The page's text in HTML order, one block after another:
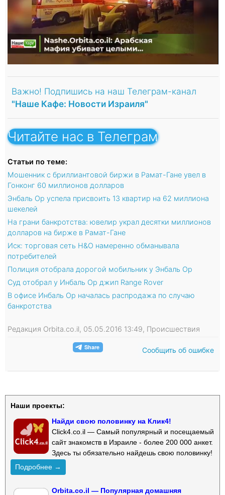
Важно! Подпишись на наш Телеграм-канал
"Наше Кафе: Новости Израиля"
Читайте нас в Телеграм
Статьи по теме:
Мошенник с бриллиантовой биржи в Рамат-Гане увел в
Гонконг 60 миллионов долларов
Энбаль Ор успела присвоить 13 квартир на 62 миллиона
шекелей
На грани банкротства: ювелир украл десятки миллионов
долларов на бирже в Рамат-Гане
Иск: торговая сеть H&O намеренно обманывала
потребителей
Полиция отобрала дорогой мобильник у Энбаль Ор
Суд отобрал у Инбаль Ор джип Range Rover
В офисе Инбаль Ор началась распродажа по случаю
банкротства
Редакция Orbita.co.il, 05.05.2016 13:49, Происшествия
Сообщить об ошибке
Наши проекты:
Найди свою половинку на Клик4!
Click4.co.il — Самый популярный и посещаемый
сайт знакомств в Израиле - более 200 000 анкет.
Здесь ты обязательно найдешь свою половинку!
Подробнее →
Orbita.co.il — Популярная домашняя